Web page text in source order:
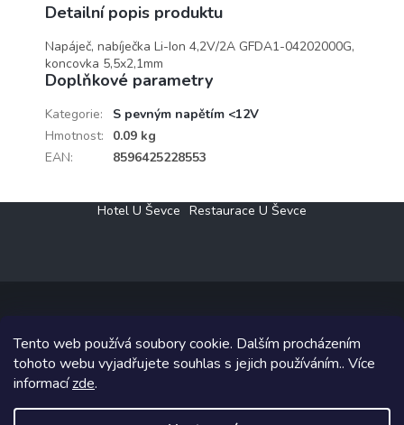
Tento web používá soubory cookie. Dalším procházením
tohoto webu vyjadřujete souhlas s jejich používáním.. Více
informacízde.
Detailní popis produktu
Napáječ, nabíječka Li-Ion 4,2V/2A GFDA1-04202000G,
koncovka 5,5x2,1mm
Doplňkové parametry
Kategorie:
S pevným napětím <12V
Hmotnost:
0.09 kg
EAN: 8596425228553
Hotel U Ševce Restaurace U Ševce
Copyright 2026Elektro Klesný s.r.o.. Všechna práva vyhrazena.
Grafický návrh vytvořil a na Shoptet implementoval
Shoptetak.cz.